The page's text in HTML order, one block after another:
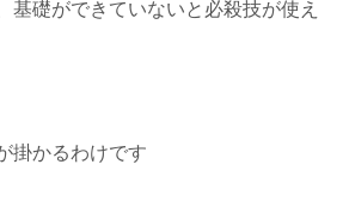
基礎ができていないと必殺技が使え
掛かるわけです